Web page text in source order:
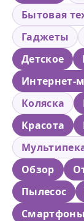
Бытовая
Гаджеты
Детское
Интернет-
Коляска
Красота
Обзор
Пылесос
Смартфоны